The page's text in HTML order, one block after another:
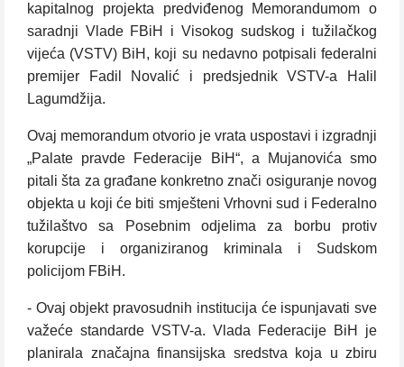
kapitalnog projekta predviđenog Memorandumom o
saradnji Vlade FBiH i Visokog sudskog i tužilačkog
vijeća (VSTV) BiH, koji su nedavno potpisali federalni
premijer Fadil Novalić i predsjednik VSTV-a Halil
Lagumdžija.
Ovaj memorandum otvorio je vrata uspostavi i izgradnji
„Palate pravde Federacije BiH“, a Mujanovića smo
pitali šta za građane konkretno znači osiguranje novog
objekta u koji će biti smješteni Vrhovni sud i Federalno
tužilaštvo sa Posebnim odjelima za borbu protiv
korupcije i organiziranog kriminala i Sudskom
policijom FBiH.
- Ovaj objekt pravosudnih institucija će ispunjavati sve
važeće standarde VSTV-a. Vlada Federacije BiH je
planirala značajna finansijska sredstva koja u zbiru